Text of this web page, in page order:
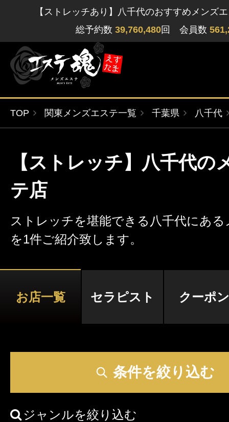
【ストレッチあり】八千代のおすすめメンズ
総予約数 39,760,480回 会員数
閲覧履歴
ゲストさん
北海道・東北版
無料会員登録
ログイン
夏の特集イベント開催中！
激アツなお店を多数掲載！
お店を探す
お店検索ページへ
セラピストを探す
ランキング
TOP 関東メンズエステ一覧 千葉県 八千代
【ストレッチ】八千代の
テ店
ストレッチを堪能できる八千代にあ
を1件ご紹介致します。
お店一覧 セラピスト クーポ
条件を絞り込む
ジャンルを絞り込む